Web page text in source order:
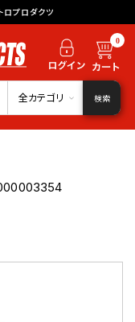
ロプロダクツ
0
全カテゴリ 検索